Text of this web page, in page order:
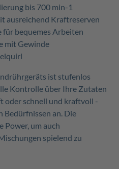
bis 700 min-1
ausreichend Kraftreserven
für bequemes Arbeiten
mit Gewinde
ist stufenlos
Kontrolle über Ihre Zutaten
oder schnell und kraftvoll -
Bedürfnissen an. Die
Power, um auch
spielend zu